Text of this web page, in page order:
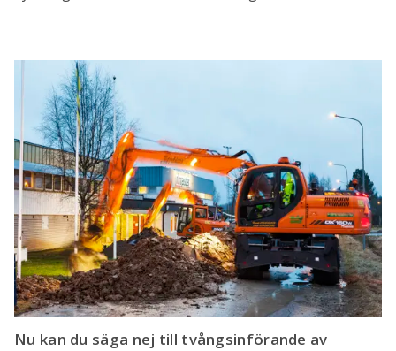
Nu kan du säga nej till tvångsinförande av